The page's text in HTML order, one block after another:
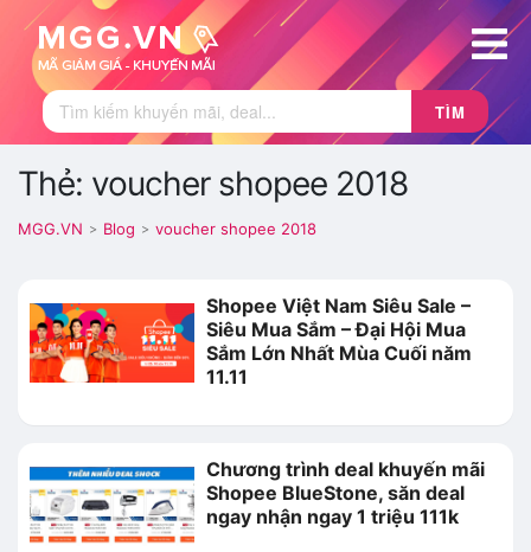
TÌM
Thẻ: voucher shopee 2018
MGG.VN > Blog > voucher shopee 2018
Shopee Việt Nam Siêu Sale –
Siêu Mua Sắm – Đại Hội Mua
Sắm Lớn Nhất Mùa Cuối năm
11.11
Chương trình deal khuyến mãi
Shopee BlueStone, săn deal
ngay nhận ngay 1 triệu 111k